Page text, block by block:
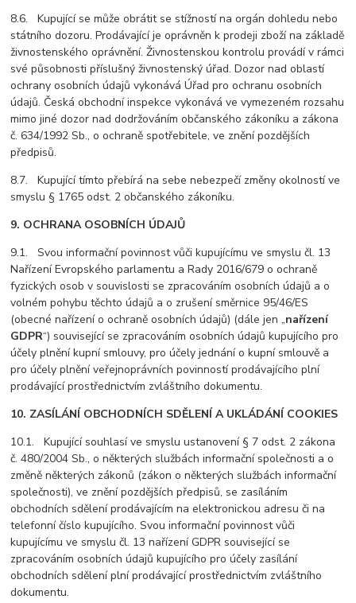
8.6. Kupující se může obrátit se stížností na orgán dohledu nebo
státního dozoru. Prodávající je oprávněn k prodeji zboží na základě
živnostenského oprávnění. Živnostenskou kontrolu provádí v rámci
své působnosti příslušný živnostenský úřad. Dozor nad oblastí
ochrany osobních údajů vykonává Úřad pro ochranu osobních
údajů. Česká obchodní inspekce vykonává ve vymezeném rozsahu
mimo jiné dozor nad dodržováním občanského zákoníku a zákona
č. 634/1992 Sb., o ochraně spotřebitele, ve znění pozdějších
předpisů.
8.7. Kupující tímto přebírá na sebe nebezpečí změny okolností ve
smyslu § 1765 odst. 2 občanského zákoníku.
9. OCHRANA OSOBNÍCH ÚDAJŮ
9.1. Svou informační povinnost vůči kupujícímu ve smyslu čl. 13
Nařízení Evropského parlamentu a Rady 2016/679 o ochraně
fyzických osob v souvislosti se zpracováním osobních údajů a o
volném pohybu těchto údajů a o zrušení směrnice 95/46/ES
(obecné nařízení o ochraně osobních údajů) (dále jen „nařízení
GDPR“) související se zpracováním osobních údajů kupujícího pro
účely plnění kupní smlouvy, pro účely jednání o kupní smlouvě a
pro účely plnění veřejnoprávních povinností prodávajícího plní
prodávající prostřednictvím zvláštního dokumentu.
10. ZASÍLÁNÍ OBCHODNÍCH SDĚLENÍ A UKLÁDÁNÍ COOKIES
10.1. Kupující souhlasí ve smyslu ustanovení § 7 odst. 2 zákona
č. 480/2004 Sb., o některých službách informační společnosti a o
změně některých zákonů (zákon o některých službách informační
společnosti), ve znění pozdějších předpisů, se zasíláním
obchodních sdělení prodávajícím na elektronickou adresu či na
telefonní číslo kupujícího. Svou informační povinnost vůči
kupujícímu ve smyslu čl. 13 nařízení GDPR související se
zpracováním osobních údajů kupujícího pro účely zasílání
obchodních sdělení plní prodávající prostřednictvím zvláštního
dokumentu.